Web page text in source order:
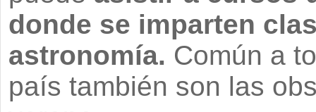
donde se imparten
astronomía. Común a
país también son las